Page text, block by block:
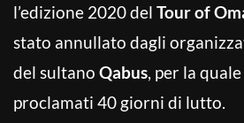
l’edizione 2020 del Tour of
stato annullato dagli
del sultano Qabus, per la
proclamati 40 giorni di lutto.